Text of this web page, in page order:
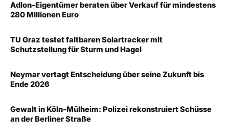
Adlon-Eigentümer beraten über Verkauf für mindestens
280 Millionen Euro
TU Graz testet faltbaren Solartracker mit
Schutzstellung für Sturm und Hagel
Neymar vertagt Entscheidung über seine Zukunft bis
Ende 2026
Gewalt in Köln-Mülheim: Polizei rekonstruiert Schüsse
an der Berliner Straße